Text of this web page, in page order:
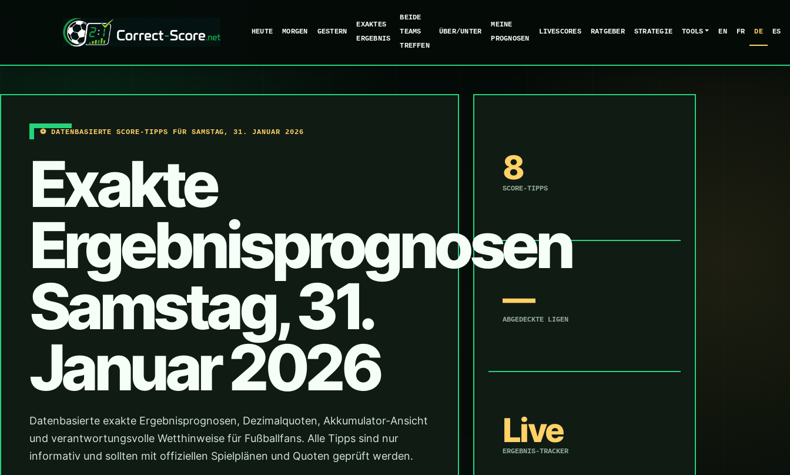
HEUTE MORGEN GESTERN
EXAKTES
ERGEBNIS
BEIDE
TEAMS
TREFFEN
ÜBER/UNTER
MEINE
PROGNOSEN
LIVESCORES RATGEBER STRATEGIE TOOLS EN FR DE ES
⚽ DATENBASIERTE SCORE-TIPPS FÜR SAMSTAG, 31. JANUAR 2026
Exakte
Ergebnisprognosen
Samstag, 31.
Januar 2026
Datenbasierte exakte Ergebnisprognosen, Dezimalquoten, Akkumulator-Ansicht
und verantwortungsvolle Wetthinweise für Fußballfans. Alle Tipps sind nur
informativ und sollten mit offiziellen Spielplänen und Quoten geprüft werden.
8
SCORE-TIPPS
—
ABGEDECKTE LIGEN
Live
ERGEBNIS-TRACKER